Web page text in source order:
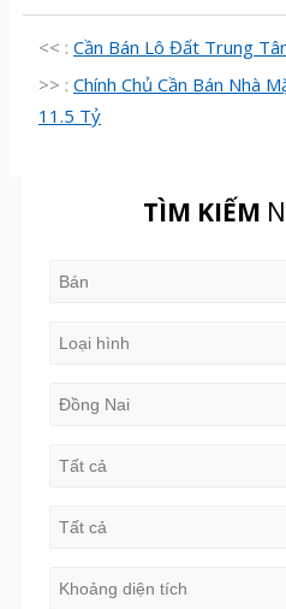
<< : Cần Bán Lô Đất Trung
>> : Chính Chủ Cần Bán Nhà
11.5 Tỷ
TÌM KIẾM